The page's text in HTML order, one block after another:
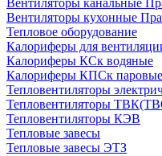
Вентиляторы канальные
Вентиляторы кухонные
Тепловое оборудование
Калориферы для
Калориферы КСк водяные
Калориферы КПСк паровые
Тепловентиляторы
Тепловентиляторы
Тепловентиляторы КЭВ
Тепловые завесы
Тепловые завесы ЭТЗ